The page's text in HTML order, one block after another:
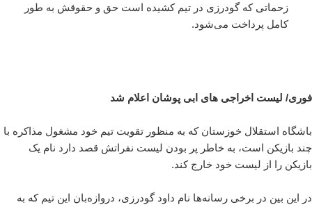
زحماتی که گودرزی در تیم کشیده است حق و حقوقش به طور
کامل پرداخت می‌شود.
فوری/ لیست اخراجی های ابی پوشان اعلام شد
باشگاه استقلال خوزستان که به منظور تقویت تیم خود مشغول مذاکره با
چند بازیکن است، به خاطر پر بودن لیست نفراتش قصد دارد نام یک
بازیکن را از لیست خود خارج کند.
در این بین در برخی رسانه‌ها نام داود گودرزی، دروازه‌بان این تیم که به